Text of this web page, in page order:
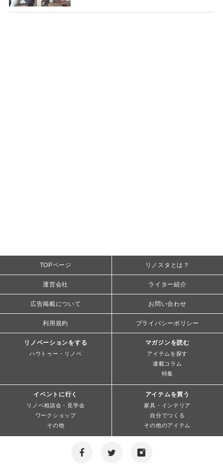
TOPページ リノスタとは？
運営会社 ライター紹介
広告掲載について お問い合わせ
利用規約 プライバシーポリシー
リノベーションをする
ハウトゥー・リノベ
マガジンを読む
アイテムを探す
連載コラム
特集
イベントに行く
リノベ相談会・見学会
ワークショップ
その他
アイテムを買う
家具・インテリア
自分でつくる
その他のアイテム